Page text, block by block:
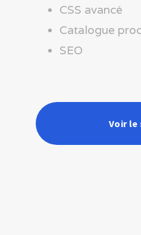
CSS avancé
Catalogue
SEO
Voir le